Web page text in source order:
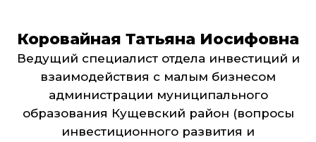
Коровайная Татьяна Иосифовна
Ведущий специалист отдела инвестиций и
взаимодействия с малым бизнесом
администрации муниципального
образования Кущевский район (вопросы
инвестиционного развития и